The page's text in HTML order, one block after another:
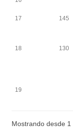
17 145
18 130
19
Mostrando desde